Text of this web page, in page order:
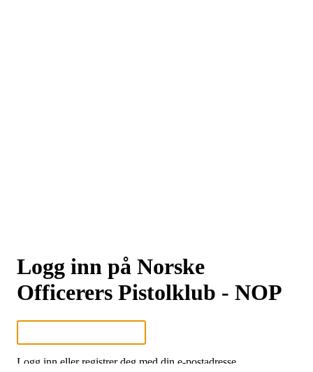
Logg inn på Norske
Officerers Pistolklub - NOP
Logg inn eller registrer deg med din e-postadresse